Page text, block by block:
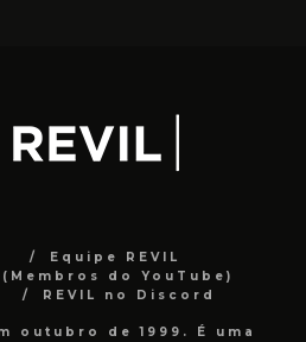
Equipe REVIL
do YouTube)
REVIL no Discord
outubro de 1999. É uma